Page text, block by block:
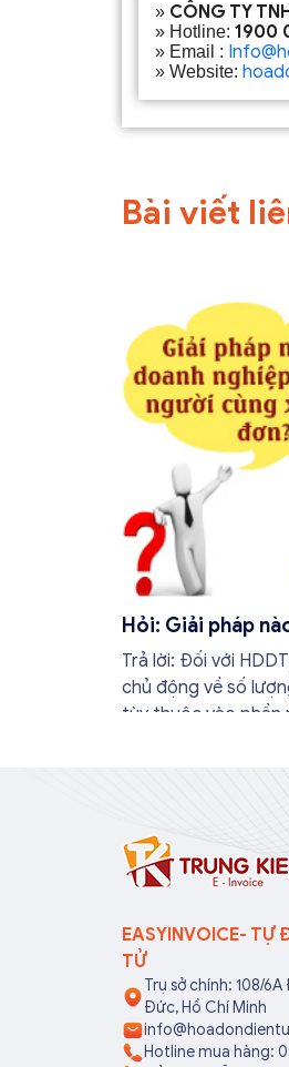
»CÔNG TY
» Hotline: 1900
» Email :
» Website:
Bài viết
Hỏi: Giải pháp
nghiệp có nhiều
xuất hóa đơn?
Trả lời: Đối với
chủ động về số
tùy thuộc vào phần
hóa đơn và ký điện
hạn sử sụng và
của chính doanh
EASYINVOICE- TỰ
TỬ
Trụ sở chính: 108/
Đức, Hồ Chí Minh
Hotline mua hàng: